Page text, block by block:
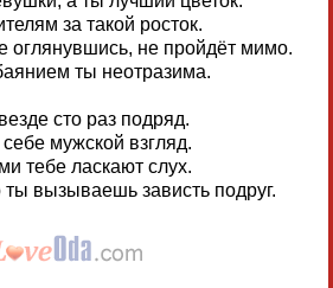
за такой росток.
оглянувшись, не пройдёт мимо.
ты неотразима.
сто раз подряд.
мужской взгляд.
тебе ласкают слух.
ты вызываешь зависть подруг.